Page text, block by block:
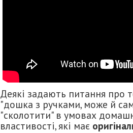
Деякі задають питання про
"дошка з ручками, може й
"сколотити" в умовах
властивості, які має